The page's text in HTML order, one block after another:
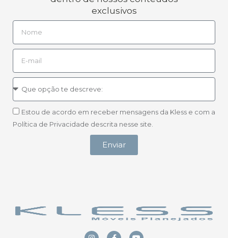
exclusivos
Estou de acordo em receber mensagens da Kless e com a
Política de Privacidade descrita nesse site.
Enviar